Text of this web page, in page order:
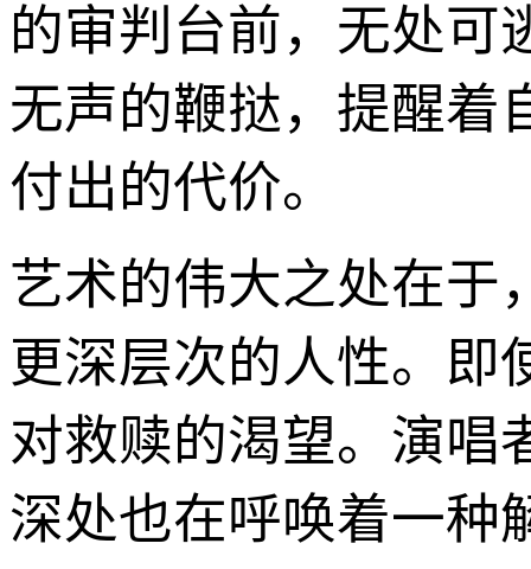
的审判台前，无处可
无声的鞭挞，提醒着
付出的代价。
艺术的伟大之处在于
更深层次的人性。即
对救赎的渴望。演唱
深处也在呼唤着一种